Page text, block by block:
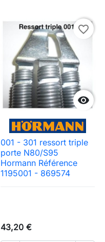

favorite_border
001 - 301 ressort triple
porte N80/S95
Hormann Référence
1195001 - 869574
43,20 €